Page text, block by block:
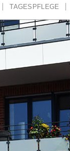
TAGESPFLEGE